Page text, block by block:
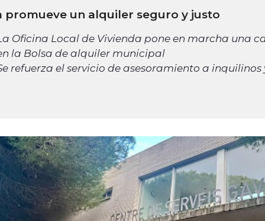
promueve un alquiler seguro y justo
Oficina Local de Vivienda pone en marcha una
la Bolsa de alquiler municipal
refuerza el servicio de asesoramiento a